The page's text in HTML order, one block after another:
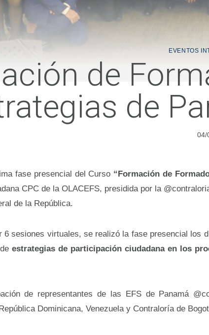
EVENTOS
de
de
04/
fase presencial del Curso “Formación de
CPC de la OLACEFS, presidida por la
de la República.
6 sesiones virtuales, se realizó la fase presencial
estrategias de participación ciudadana en los
de representantes de las EFS de Panamá
Dominicana, Venezuela y Contraloría de